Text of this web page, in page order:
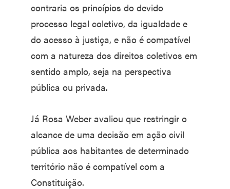
contraria os princípios do devido
processo legal coletivo, da igualdade e
do acesso à justiça, e não é compatível
com a natureza dos direitos coletivos em
sentido amplo, seja na perspectiva
pública ou privada.
Já Rosa Weber avaliou que restringir o
alcance de uma decisão em ação civil
pública aos habitantes de determinado
território não é compatível com a
Constituição.